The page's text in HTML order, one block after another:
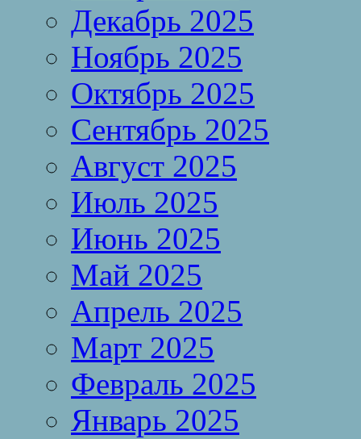
Декабрь 2025
Ноябрь 2025
Октябрь 2025
Сентябрь 2025
Август 2025
Июль 2025
Июнь 2025
Май 2025
Апрель 2025
Март 2025
Февраль 2025
Январь 2025